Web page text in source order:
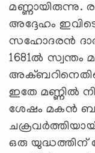
മണ്ണായിരുന്നു.
അദ്ദേഹം
സഹോദരൻ
1681ൽ
ഇതേ മണ്ണിൽ
ശേഷം മകൻ
ഒരു യുദ്ധത്തിന്